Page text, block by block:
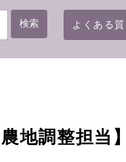
検索 よくある質
農地調整担当